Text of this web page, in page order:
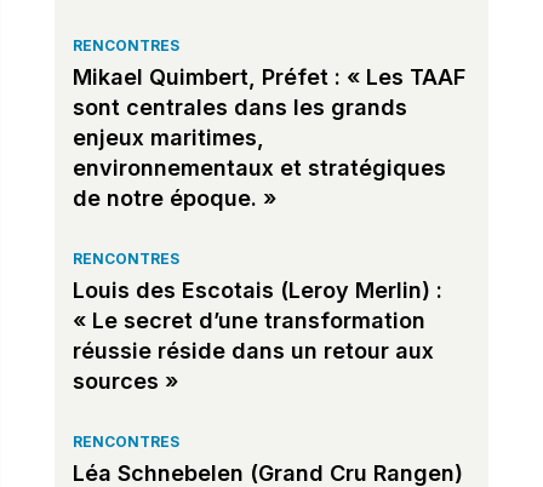
RENCONTRES
Mikael Quimbert, Préfet : « Les TAAF
sont centrales dans les grands
enjeux maritimes,
environnementaux et stratégiques
de notre époque. »
RENCONTRES
Louis des Escotais (Leroy Merlin) :
« Le secret d’une transformation
réussie réside dans un retour aux
sources »
RENCONTRES
Léa Schnebelen (Grand Cru Rangen)